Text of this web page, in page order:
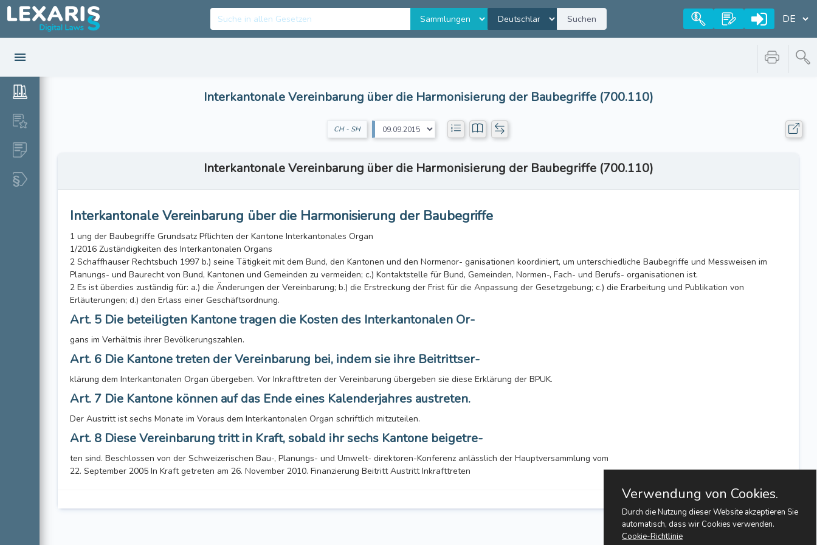
Suchen
Interkantonale Vereinbarung über die Harmonisierung der Baubegriffe (700.110)
CH - SH
Interkantonale Vereinbarung über die Harmonisierung der Baubegriffe (700.110)
Interkantonale Vereinbarung über die Harmonisierung der Baubegriffe
1 ung der Baubegriffe Grundsatz Pflichten der Kantone Interkantonales Organ
1/2016 Zuständigkeiten des Interkantonalen Organs
2 Schaffhauser Rechtsbuch 1997 b.) seine Tätigkeit mit dem Bund, den Kantonen und den Normenor- ganisationen koordiniert, um unterschiedliche Baubegriffe und Messweisen im
Planungs- und Baurecht von Bund, Kantonen und Gemeinden zu vermeiden; c.) Kontaktstelle für Bund, Gemeinden, Normen-, Fach- und Berufs- organisationen ist.
2 Es ist überdies zuständig für: a.) die Änderungen der Vereinbarung; b.) die Erstreckung der Frist für die Anpassung der Gesetzgebung; c.) die Erarbeitung und Publikation von
Erläuterungen; d.) den Erlass einer Geschäftsordnung.
Art. 5 Die beteiligten Kantone tragen die Kosten des Interkantonalen Or-
gans im Verhältnis ihrer Bevölkerungszahlen.
Art. 6 Die Kantone treten der Vereinbarung bei, indem sie ihre Beitrittser-
klärung dem Interkantonalen Organ übergeben. Vor Inkrafttreten der Vereinbarung übergeben sie diese Erklärung der BPUK.
Art. 7 Die Kantone können auf das Ende eines Kalenderjahres austreten.
Der Austritt ist sechs Monate im Voraus dem Interkantonalen Organ schriftlich mitzuteilen.
Art. 8 Diese Vereinbarung tritt in Kraft, sobald ihr sechs Kantone beigetre-
ten sind. Beschlossen von der Schweizerischen Bau-, Planungs- und Umwelt- direktoren-Konferenz anlässlich der Hauptversammlung vom
22. September 2005 In Kraft getreten am 26. November 2010. Finanzierung Beitritt Austritt Inkrafttreten
Verwendung von Cookies.
Durch die Nutzung dieser Website akzeptieren Sie
automatisch, dass wir Cookies verwenden.
Cookie-Richtlinie